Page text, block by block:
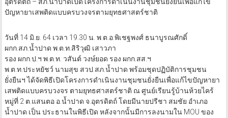
ปัญหายาเสพติดแบบครบวงจรตามยุทธศาสตร์ชาติ
วันที่ 14 มิ.ย. 64 เวลา 19.30 น. พ.ต.อ.พิเชฐพงศ์ ธนาบูรณศักดิ์
ผกก.สภ.น้ำปาด พ.ต.ท.สิริวุฒิ เสาวภา
รอง ผกก.ป.ฯ พ.ต.ท. วสันต์ วงษ์ยอด รอง ผกก.สส.ฯ
พ.ต.ท.ประหยัชว์ นามสุข สวป.สภ.น้ำปาด พร้อมชุดปฏิบัติการชุมชน
ยั่งยืนฯ ได้จัดพิธีเปิดโครงการดำเนินงานชุมชนยั่งยืนเพื่อแก้ไขปัญหายา
เสพติดแบบครบวงจร ตามยุทธศาสตร์ชาติ ณ ศูนย์เรียนรู้บ้านห้วยไคร้
หมู่ที่ 2 ต.แสนตอ อ.น้ำปาด จ.อุตรดิตถ์ โดยมีนายปรีชา สมชัย อำเภอ
น้ำปาด เป็น ประธานในพิธีเปิด หลังจากนั้นมีการลงนามใน MOU ของ